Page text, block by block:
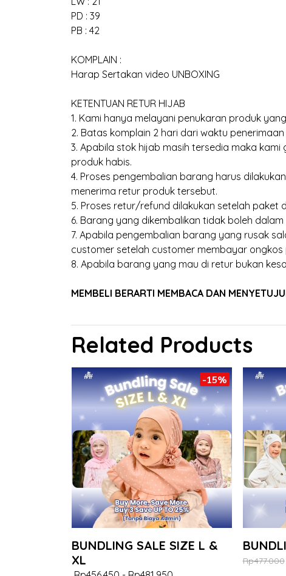
PD : 39
PB : 42
KOMPLAIN :
Harap Sertakan video UNBOXING
KETENTUAN RETUR HIJAB
1. Kami hanya melayani penukaran produk
2. Batas komplain 2 hari dari waktu
3. Apabila stok hijab masih tersedia maka
produk habis.
4. Proses pengembalian barang harus
menerima retur produk tersebut.
5. Proses retur/refund dilakukan setelah paket
6. Barang yang dikembalikan tidak boleh
7. Apabila pengembalian barang yang rusak
customer setelah customer membayar ongkos
8. Apabila barang yang mau di retur bukan
MEMBELI BERARTI MEMBACA DAN
Related Products
-15%
BUNDLING SALE SIZE L &
XL
Rp477.000